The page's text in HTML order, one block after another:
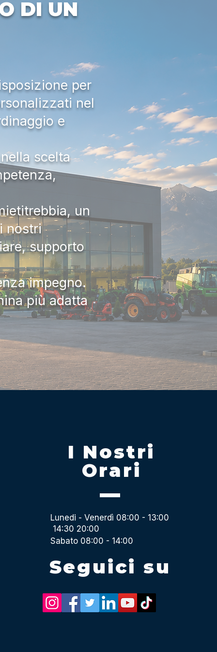
DI UN
per
nel
e
scelta
un
nostri
supporto
impegno.
più adatta
I Nostri
Orari
Lunedi - Venerdì 08:00 - 13:00
14:30 20:00
Sabato 08:00 - 14:00
Seguici su